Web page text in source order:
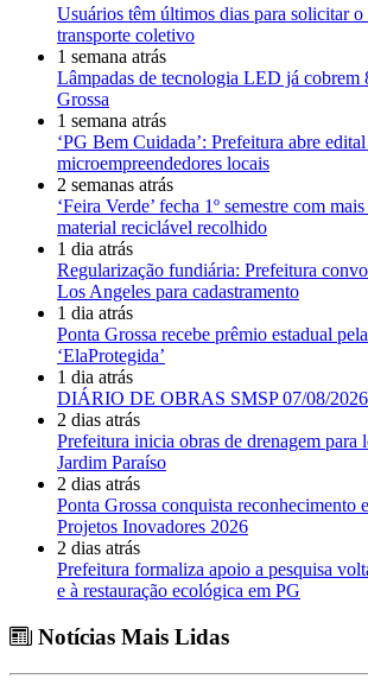
Usuários têm últimos dias para solicitar
transporte coletivo
1 semana atrás
Lâmpadas de tecnologia LED já cobrem
Grossa
1 semana atrás
‘PG Bem Cuidada’: Prefeitura abre
microempreendedores locais
2 semanas atrás
‘Feira Verde’ fecha 1º semestre com
material reciclável recolhido
1 dia atrás
Regularização fundiária: Prefeitura
Los Angeles para cadastramento
1 dia atrás
Ponta Grossa recebe prêmio estadual
‘ElaProtegida’
1 dia atrás
DIÁRIO DE OBRAS SMSP 07/08/2026
2 dias atrás
Prefeitura inicia obras de drenagem para
Jardim Paraíso
2 dias atrás
Ponta Grossa conquista reconhecimento
Projetos Inovadores 2026
2 dias atrás
Prefeitura formaliza apoio a pesquisa
e à restauração ecológica em PG
Notícias Mais Lidas